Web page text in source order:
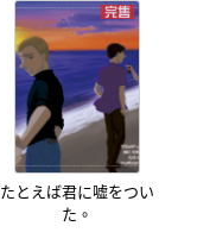
たとえば君に嘘をつい
た。